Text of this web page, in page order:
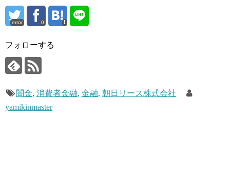
error 0
フォローする
闇金, 消費者金融, 金融, 朝日リース株式会社
yamikinmaster